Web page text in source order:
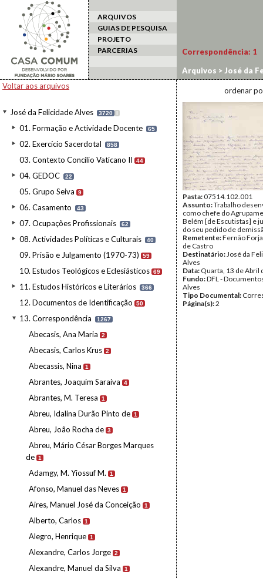
ARQUIVOS
GUIAS DE PESQUISA
PROJETO
PARCERIAS
Voltar aos arquivos
José da Felicidade Alves 3720 I
01. Formação e Actividade Docente 65
02. Exercício Sacerdotal 858
03. Contexto Concílio Vaticano II 44
04. GEDOC 22
05. Grupo Seiva 9
06. Casamento 43
07. Ocupações Profissionais 62
08. Actividades Políticas e Culturais 40
09. Prisão e Julgamento (1970-73) 59
10. Estudos Teológicos e Eclesiásticos 69
11. Estudos Históricos e Literários 366
12. Documentos de Identificação 50
13. Correspondência 1267
Abecasis, Ana Maria 2
Abecasis, Carlos Krus 2
Abecassis, Nina 1
Abrantes, Joaquim Saraiva 4
Abrantes, M. Teresa 1
Abreu, Idalina Durão Pinto de 1
Abreu, João Rocha de 3
Abreu, Mário César Borges Marques
de 1
Adamgy, M. Yiossuf M. 1
Afonso, Manuel das Neves 1
Aires, Manuel José da Conceição 1
Alberto, Carlos 1
Alegro, Henrique 1
Alexandre, Carlos Jorge 2
Alexandre, Manuel da Silva 1
Correspondência: 1
Arquivos > José da
ordenar
Pasta:07514.102.001
Assunto:Trabalho
como chefe do
Belém [de Escutistas] e
do seu pedido de
Remetente:Fernão
de Castro
Destinatário:José da
Alves
Data: Quarta, 13 de Abril
Fundo:DFL -
Alves
Tipo Documental:
Página(s):2